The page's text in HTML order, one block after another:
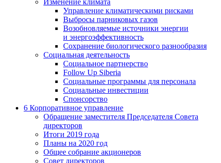
Изменение климата
Управление климатическими рисками
Выбросы парниковых газов
Возобновляемые источники энергии
и энергоэффективность
Сохранение биологического разнообразия
Социальная деятельность
Социальное партнерство
Follow Up Siberia
Социальные программы для персонала
Социальные инвестиции
Спонсорство
6 Корпоративное управление
Обращение заместителя Председателя Совета
директоров
Итоги 2019 года
Планы на 2020 год
Общее собрание акционеров
Совет директоров